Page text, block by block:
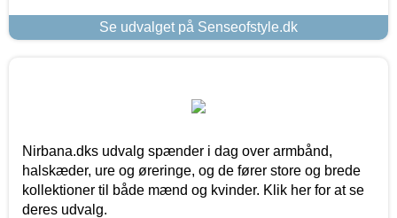
Se udvalget på Senseofstyle.dk
Nirbana.dks udvalg spænder i dag over armbånd,
halskæder, ure og øreringe, og de fører store og brede
kollektioner til både mænd og kvinder. Klik her for at se
deres udvalg.